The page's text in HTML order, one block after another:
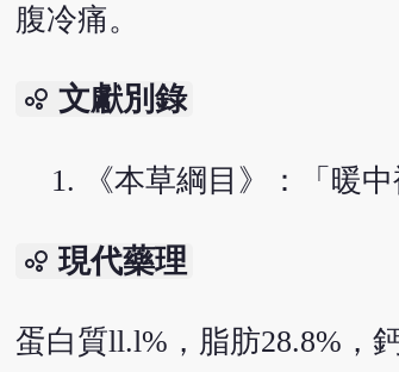
腹冷痛。
bubble_chart 文獻別錄
《本草綱目》：「暖
bubble_chart 現代藥理
蛋白質ll.l%，脂肪28.8%，